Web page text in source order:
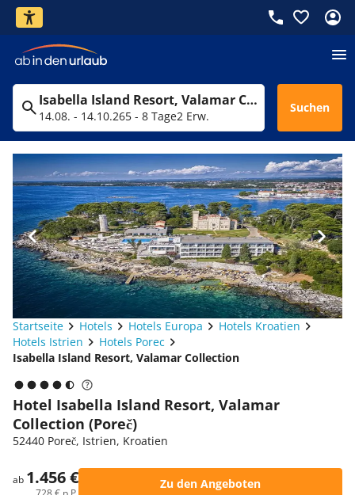
Isabella Island Resort, Valamar Collection
14.08. - 14.10.265 - 8 Tage2 Erw.
Suchen
Startseite Hotels Hotels Europa
Hotels Kroatien
Hotels Istrien
Hotels Porec
Isabella Island Resort, Valamar Collection
Hotel Isabella Island Resort, Valamar
Collection (Poreč)
52440 Poreč, Istrien, Kroatien
ab 1.456 € Zu den Angeboten